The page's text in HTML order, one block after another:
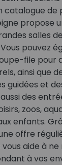
de
propose
salles
pouvez
file pour
ainsi que
guidées et
des
zoos,
enfants.
offre
aide à
à vos